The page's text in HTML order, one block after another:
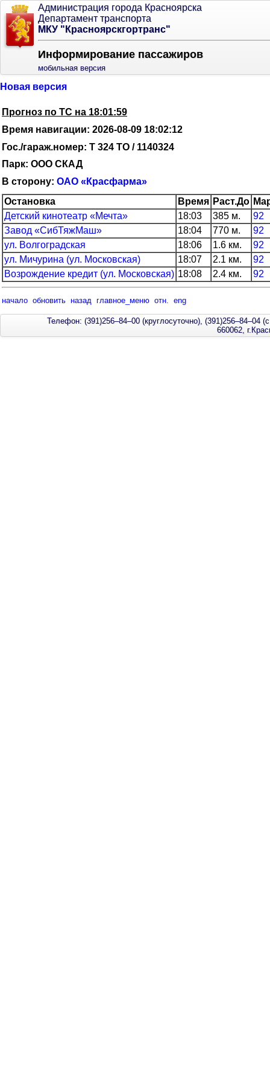
Администрация города Красноярска
Департамент транспорта
МКУ "Красноярскгортранс"
Информирование пассажиров
мобильная версия
Новая версия
Прогноз по ТС на 18:01:59
Время навигации: 2026-08-09 18:02:12
Гос./гараж.номер: Т 324 ТО / 1140324
Парк: ООО СКАД
В сторону: ОАО «Красфарма»
Остановка
Время Раст.До
Детский кинотеатр «Мечта»
18:03 385 м.
92
Завод «СибТяжМаш»
18:04 770 м.
92
ул. Волгоградская
18:06 1.6 км.
92
ул. Мичурина (ул. Московская)
18:07 2.1 км.
92
Возрождение кредит (ул. Московская) 18:08 2.4 км. 92
начало обновить назад главное_меню отн. eng
Телефон: (391)256–84–00 (круглосуточно), (391)256–84–04
660062,